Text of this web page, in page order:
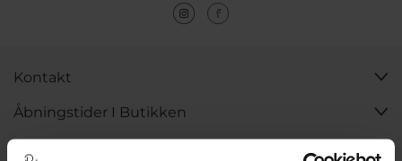
Kontakt
Åbningstider I Butikken